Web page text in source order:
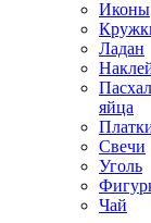
Иконы
Ладан
яйца
Свечи
Уголь
Чай